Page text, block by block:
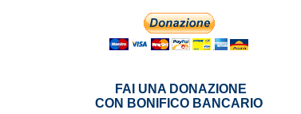
FAI UNA DONAZIONE
CON BONIFICO BANCARIO